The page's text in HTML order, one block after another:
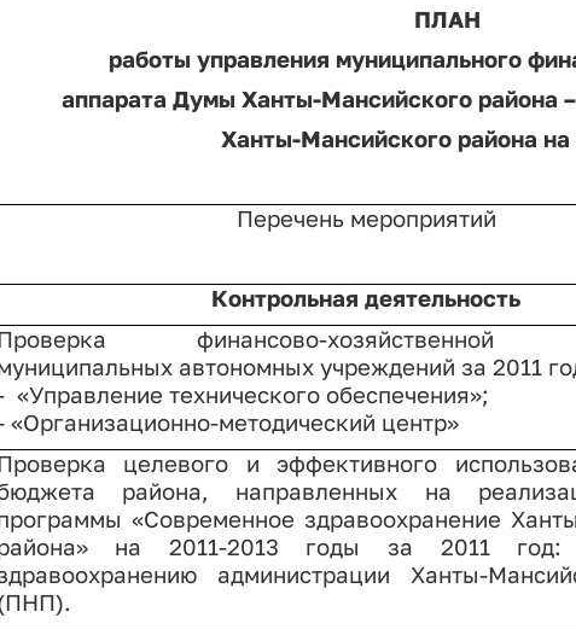
ПЛАН
работы управления муниципального
аппарата Думы Ханты-Мансийского района
Ханты-Мансийского района на
Перечень мероприятий
Контрольная деятельность
финансово-хозяйственной
униципальных автономных учреждений за 2011
«Управление технического обеспечения»;
«Организационно-методический центр»
целевого и эффективного
района, направленных на
«Современное здравоохранение
на 2011-2013 годы за 2011
администрации Ханты-